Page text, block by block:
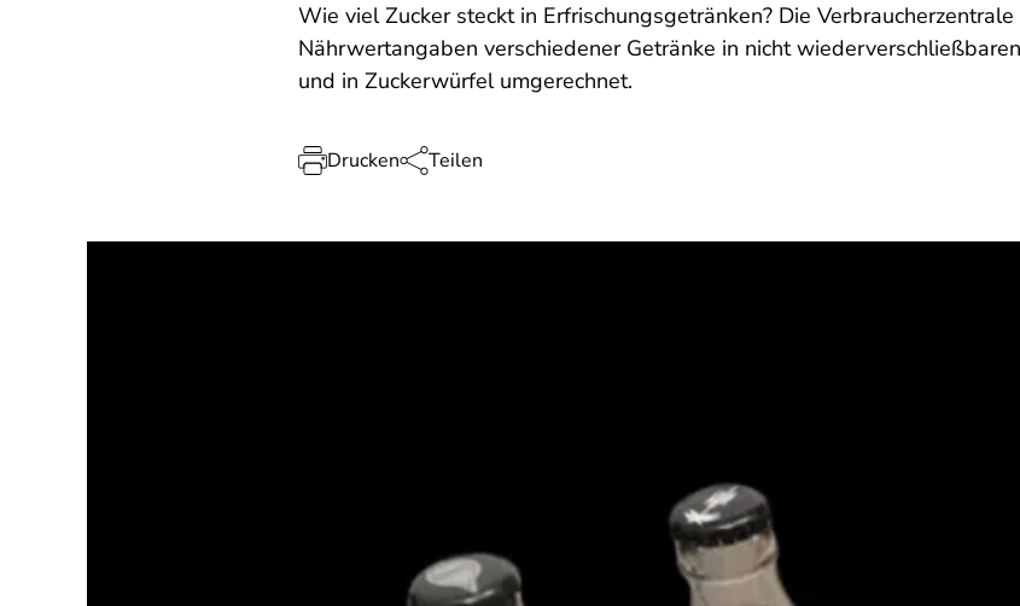
Wie viel Zucker steckt in Erfrischungsgetränken? Die
Nährwertangaben verschiedener Getränke in nicht
und in Zuckerwürfel umgerechnet.
Drucken Teilen